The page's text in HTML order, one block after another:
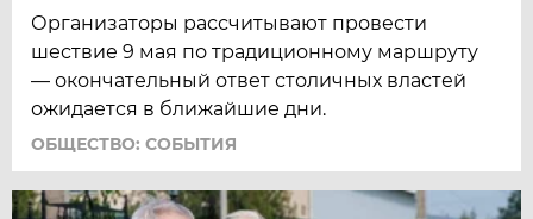
Организаторы рассчитывают провести
шествие 9 мая по традиционному маршруту
— окончательный ответ столичных властей
ожидается в ближайшие дни.
ОБЩЕСТВО: СОБЫТИЯ